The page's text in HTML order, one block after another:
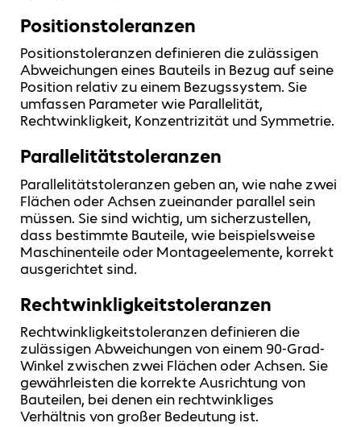
Positionstoleranzen
Positionstoleranzen definieren die zulässigen
Abweichungen eines Bauteils in Bezug auf seine
Position relativ zu einem Bezugssystem. Sie
umfassen Parameter wie Parallelität,
Rechtwinkligkeit, Konzentrizität und Symmetrie.
Parallelitätstoleranzen
Parallelitätstoleranzen geben an, wie nahe zwei
Flächen oder Achsen zueinander parallel sein
müssen. Sie sind wichtig, um sicherzustellen,
dass bestimmte Bauteile, wie beispielsweise
Maschinenteile oder Montageelemente, korrekt
ausgerichtet sind.
Rechtwinkligkeitstoleranzen
Rechtwinkligkeitstoleranzen definieren die
zulässigen Abweichungen von einem 90-Grad-
Winkel zwischen zwei Flächen oder Achsen. Sie
gewährleisten die korrekte Ausrichtung von
Bauteilen, bei denen ein rechtwinkliges
Verhältnis von großer Bedeutung ist.